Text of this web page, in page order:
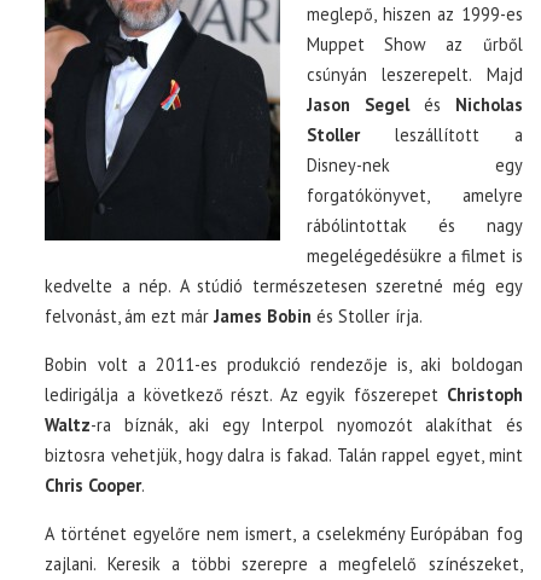
meglepő, hiszen az 1999-es
Muppet Show az űrből
csúnyán leszerepelt. Majd
Jason Segelés Nicholas
Stollerleszállított a
Disney-nek egy
forgatókönyvet, amelyre
rábólintottak és nagy
megelégedésükre a filmet is
kedvelte a nép. A stúdió természetesen szeretné még egy
felvonást, ám ezt márJames Bobin és Stoller írja.
Bobin volt a 2011-es produkció rendezője is, aki boldogan
ledirigálja a következő részt. Az egyik főszerepet Christoph
Waltz-ra bíznák, aki egy Interpol nyomozót alakíthat és
biztosra vehetjük, hogy dalra is fakad. Talán rappel egyet, mint
Chris Cooper.
A történet egyelőre nem ismert, a cselekmény Európában fog
zajlani. Keresik a többi szerepre a megfelelő színészeket,